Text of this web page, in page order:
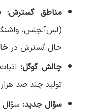
مناطق گسترش:
(لس‌آنجلس،
حال گسترش در
چالش گوگل:
تولید چند صد
سؤال جدید: سؤال